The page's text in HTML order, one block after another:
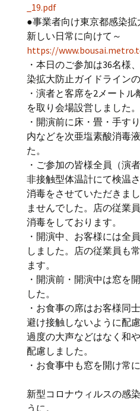
_19.pdf
●事業者向け東京都感染
新しい日常に向けて～
https://
・本日のご参加は36名様
染拡大防止ガイドライン
・演者と客席を2メート
を取り会場設営しました。
・開演前に床・畳・手す
内などを次亜塩素酸消毒
た。
・ご参加の皆様全員（演
非接触型体温計にて検温
消毒をさせていただきま
ませんでした。店の従業
消毒をしております。
・開演中、お客様には全
しました。店の従業員も
ます。
・開演前・開演中は窓を
した。
・お食事の席はお客様同
避け接触しないように配
過度の大声などはなく和
配慮しました。
・お食事中も窓を開け常
新型コロナウィルスの感
うに。